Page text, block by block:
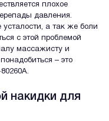
плохое
давления.
усталости, а так же боли
с этой проблемой
массажисту и
– это
накидки для